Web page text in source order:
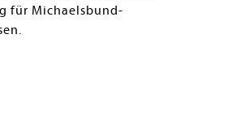
für Michaelsbund-